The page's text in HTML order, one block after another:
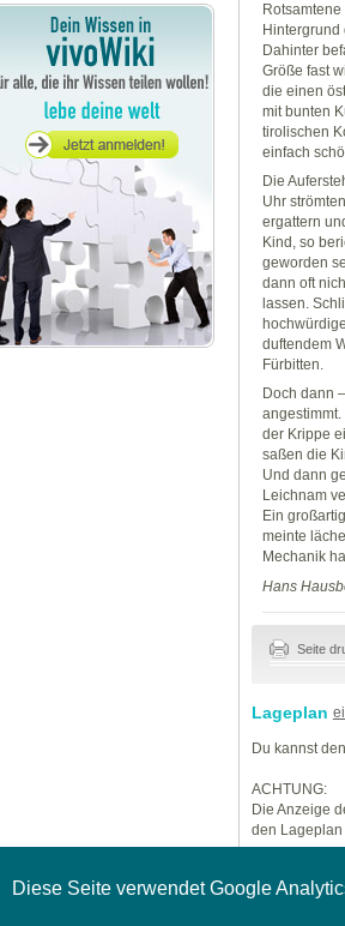
Diese Seite verwendet Google
Dahinter
Größe fast
die einen
mit bunten
tirolischen
einfach
Die
Uhr
ergattern
Kind, so
geworden
dann oft
lassen.
duftendem
Fürbitten.
Doch dann
der Krippe
saßen die
Und dann
Leichnam
Ein
meinte
Mechanik
Hans
Seite
Lageplan
Du kannst
ACHTUNG:
Die Anzeige
den